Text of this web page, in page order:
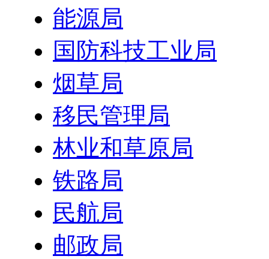
能源局
国防科技工业局
烟草局
移民管理局
林业和草原局
铁路局
民航局
邮政局